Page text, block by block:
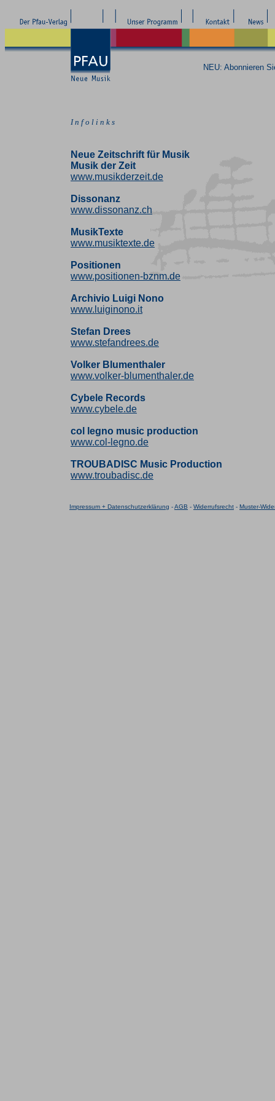
NEU: Abonnieren
I n f o l i n k s
Neue Zeitschrift für Musik
Musik der Zeit
www.musikderzeit.de
Dissonanz
www.dissonanz.ch
MusikTexte
www.musiktexte.de
Positionen
www.positionen-bznm.de
Archivio Luigi Nono
www.luiginono.it
Stefan Drees
www.stefandrees.de
Volker Blumenthaler
www.volker-blumenthaler.de
Cybele Records
www.cybele.de
col legno music production
www.col-legno.de
TROUBADISC Music Production
www.troubadisc.de
Impressum + Datenschutzerklärung -AGB - Widerrufsrecht - Muster-